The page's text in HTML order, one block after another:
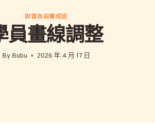
財富自由養成班
員畫線調整
By Bubu 2026 年 4 月 17 日